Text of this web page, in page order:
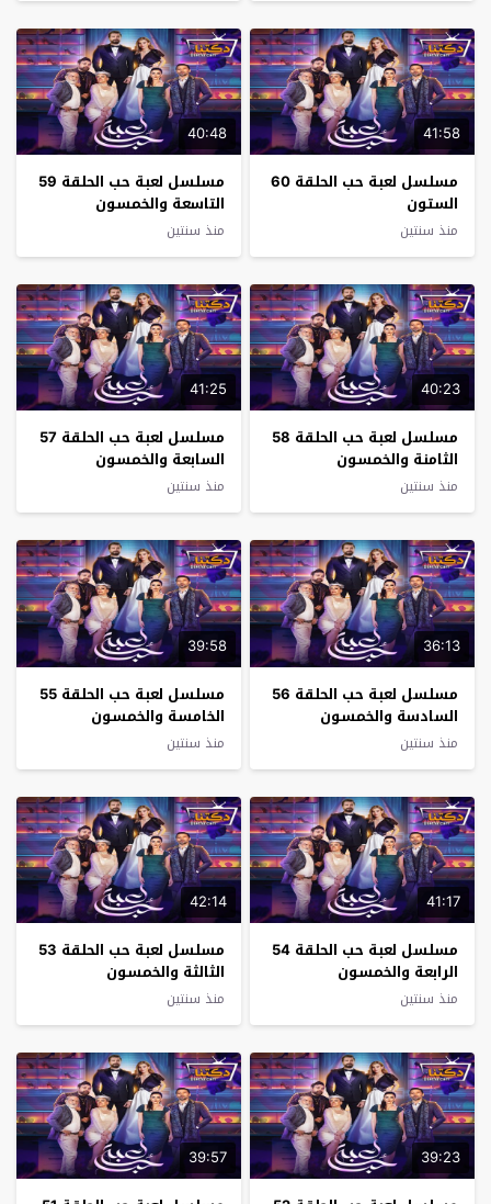
41:58
مسلسل لعبة حب الحلقة 60
الستون
منذ سنتين
40:48
مسلسل لعبة حب الحلقة 59
التاسعة والخمسون
منذ سنتين
40:23
مسلسل لعبة حب الحلقة 58
الثامنة والخمسون
منذ سنتين
41:25
مسلسل لعبة حب الحلقة 57
السابعة والخمسون
منذ سنتين
36:13
مسلسل لعبة حب الحلقة 56
السادسة والخمسون
منذ سنتين
39:58
مسلسل لعبة حب الحلقة 55
الخامسة والخمسون
منذ سنتين
41:17
مسلسل لعبة حب الحلقة 54
الرابعة والخمسون
منذ سنتين
42:14
مسلسل لعبة حب الحلقة 53
الثالثة والخمسون
منذ سنتين
39:23
39:57